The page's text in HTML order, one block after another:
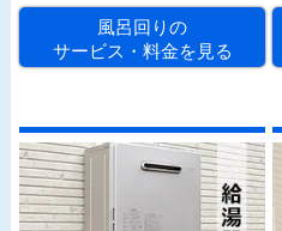
風呂回りの
サービス・料金を見る